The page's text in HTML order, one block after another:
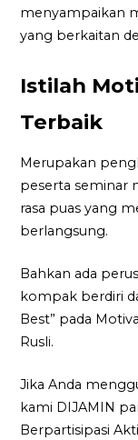
menyampaikan
yang berkaitan
Istilah
Terbaik
Merupakan
peserta seminar
rasa puas yang
berlangsung.
Bahkan ada
kompak berdiri
Best” pada
Rusli.
Jika Anda
kami DIJAMIN
Berpartisipasi